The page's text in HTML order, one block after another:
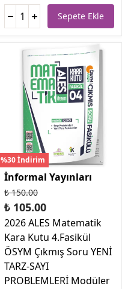
Sepete Ekle
%30 İndirim
İnformal Yayınları
₺ 150.00
₺ 105.00
2026 ALES Matematik
Kara Kutu 4.Fasikül
ÖSYM Çıkmış Soru YENİ
TARZ-SAYI
PROBLEMLERİ Modüler